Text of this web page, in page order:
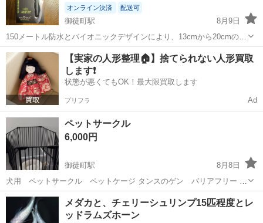
オンライン決済 配送可
御徒町駅
8月9日
150メートル防水とバイオニックデザインにより、13cmから20cmの餌
魚をリアルに再現するスマートなフィッシングツールです。 - ブラン
ド名: KANAMA - モデル名: Smart Bait Mini - 対応サイズ...
東京 台東区 御徒町駅 その他
【実家の人形整理🏠】捨てられない人形買取
します❗️
状態が悪くてもOK！最大限買取します
プリフラ Ad
ペットサークル
6,000円
御徒町駅
8月8日
犬用 ペットサークル ペットケージ タンスのゲン バリアフリー ペ
ットサークル スチール 折りたたみ ドア付き 組み替え 拡張 ケージ サ
ークル ペットフェン https://www.tansu-gen.jp/produc...
東京 台東区 御徒町駅 その他
メダカと、チェリーシュリンプ15匹程度とレ
ッドラムズホーン